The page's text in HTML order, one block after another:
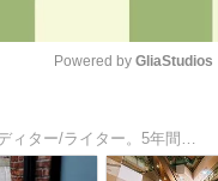
Powered by GliaStudios
インテリアデザイナー、インテリアエディター/ライター。5年間のアメリカ生活を経て、日本に舞い戻ってまいりました：）海外旅行、建築・インテリア、海外ドラマ、cafe巡りetc. 好きなものたちを写真とともにbloggingします♪